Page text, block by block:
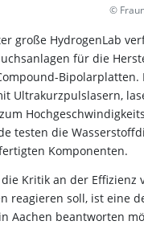
©
große HydrogenLab
für die
Bipolarplatten.
Ultrakurzpulslasern,
testen die
Komponenten.
Kritik an der Effizienz
reagieren soll, ist eine
Aachen beantworten